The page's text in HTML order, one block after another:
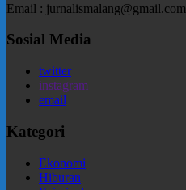
Email : jurnalismalang@gmail.com
Sosial Media
twitter
instagram
email
Kategori
Ekonomi
Hiburan